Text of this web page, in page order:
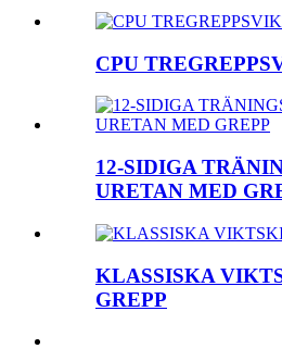
CPU
12-SIDIGA
URETAN MED
KLASSISKA
GREPP